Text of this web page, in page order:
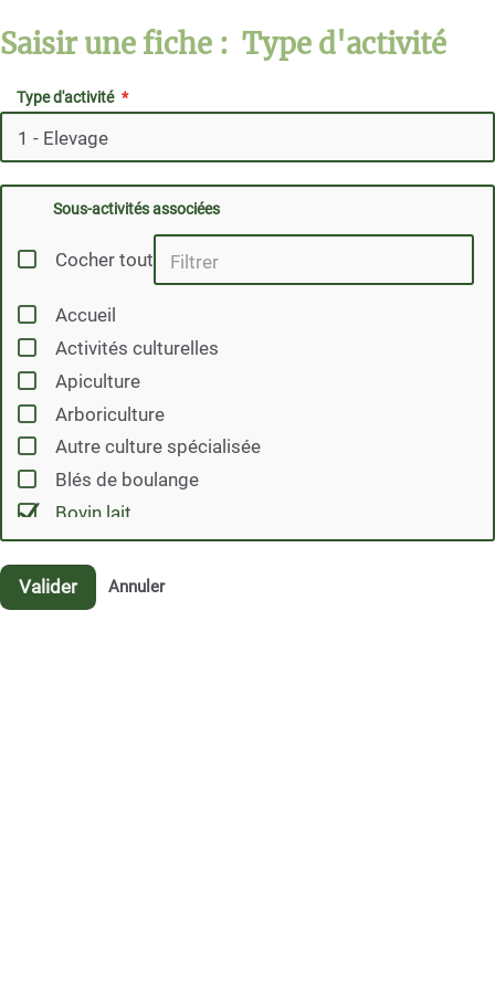
Saisir une fiche : Type d'activité
Type d'activité
Sous-activités associées
Cocher tout
Accueil
Activités culturelles
Apiculture
Arboriculture
Autre culture spécialisée
Blés de boulange
Bovin lait
Bovin viande
PPAM
Petits ruminants lait
Valider Annuler